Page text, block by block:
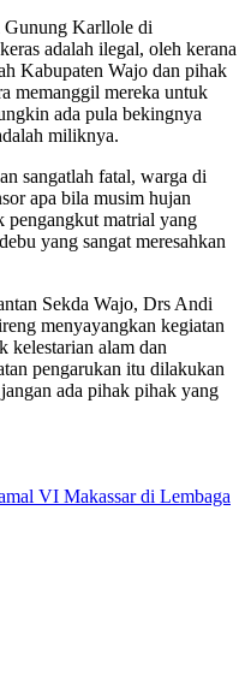
Gunung Karllole di
adalah ilegal, oleh kerana
Kabupaten Wajo dan pihak
memanggil mereka untuk
ada pula bekingnya
miliknya.
sangatlah fatal, warga di
apa bila musim hujan
pengangkut matrial yang
yang sangat meresahkan
Sekda Wajo, Drs Andi
menyayangkan kegiatan
kelestarian alam dan
pengarukan itu dilakukan
ada pihak pihak yang
VI Makassar di Lembaga